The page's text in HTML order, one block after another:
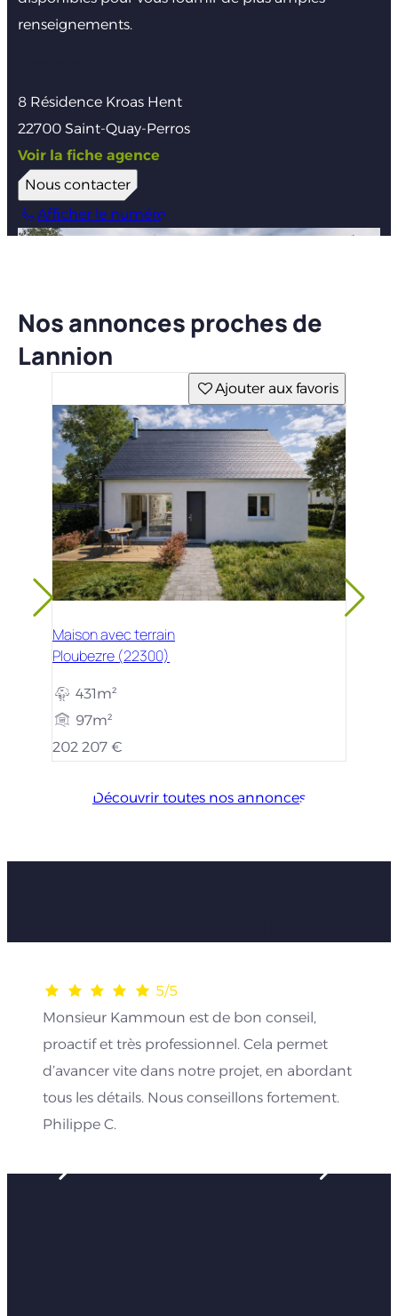
renseignements.
8 Résidence Kroas Hent
22700 Saint-Quay-Perros
Voir la fiche agence
Nous contacter
Afficher le numéro
Nos annonces proches de
Lannion
Ajouter aux favoris
Maison avec terrain
Ploubezre (22300)
431m²
97m²
202 207 €
Découvrir toutes nos annonces
5/5
Monsieur Kammoun est de bon conseil,
proactif et très professionnel. Cela permet
d’avancer vite dans notre projet, en abordant
tous les détails. Nous conseillons fortement.
Philippe C.